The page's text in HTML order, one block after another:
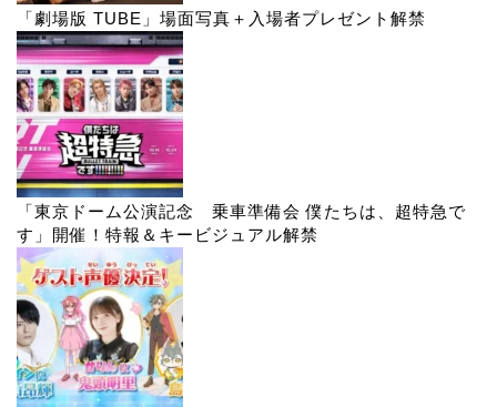
「劇場版 TUBE」場面写真＋入場者プレゼント解禁
「東京ドーム公演記念 乗車準備会 僕たちは、超特急で
す」開催！特報＆キービジュアル解禁